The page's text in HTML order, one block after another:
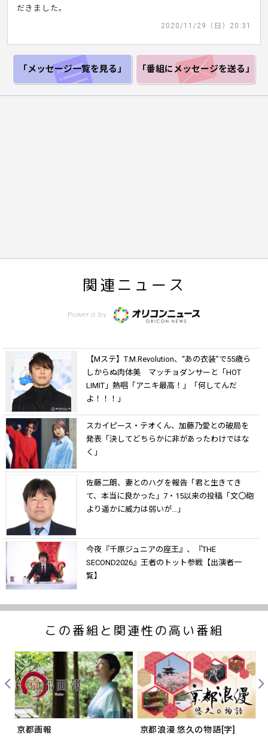
だきました。
2020/11/29（日）20:31
「メッセージ一覧を見る」 「番組にメッセージを送る」
関連ニュース
Powerd by
【Mステ】T.M.Revolution、“あの衣装”で55歳ら
しからぬ肉体美 マッチョダンサーと「HOT
LIMIT」熱唱「アニキ最高！」「何してんだ
よ！！！」
スカイピース・テオくん、加藤乃愛との破局を
発表「決してどちらかに非があったわけではな
く」
佐藤二朗、妻とのハグを報告「君と生きてき
て、本当に良かった」7・15以来の投稿「文〇砲
より遥かに威力は弱いが…」
今夜『千原ジュニアの座王』、『THE
SECOND2026』王者のトット参戦【出演者一
覧】
この番組と関連性の高い番組
京都画報 京都浪漫 悠久の物語[字]